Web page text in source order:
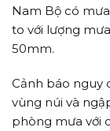
Nam Bộ có
to với lượng
50mm.
Cảnh báo nguy
vùng núi và
phòng mưa với